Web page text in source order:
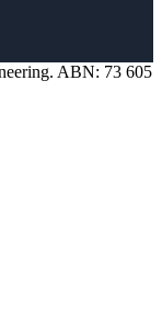
ABN: 73 605